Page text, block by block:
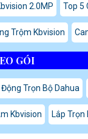
2.0MP Top 5
Trộm Kbvision
GÓI
Trọn Bộ Dahua
Kbvision Lắp